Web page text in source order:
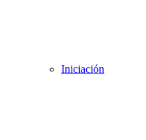
Iniciación